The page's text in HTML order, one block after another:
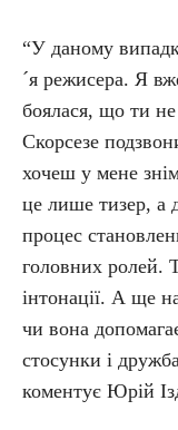
“У даному
´я режисера. Я
боялася, що ти
Скорсезе
хочеш у мене
це лише тизер, а
процес
головних ролей.
інтонації. А ще
чи вона
стосунки і
коментує Юрій